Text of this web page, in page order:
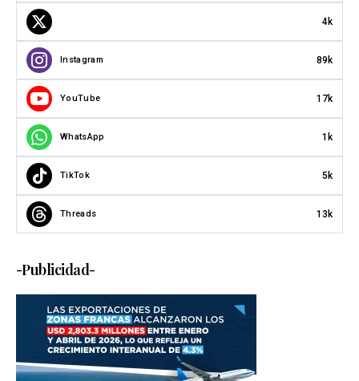
4k
Instagram 89k
YouTube 17k
WhatsApp 1k
TikTok 5k
Threads 13k
-Publicidad-